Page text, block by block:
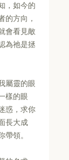
，如今的
的方向，
會看見敵
為祂是拯
屬靈的眼
樣的眼
惑，求你
長大成
領。